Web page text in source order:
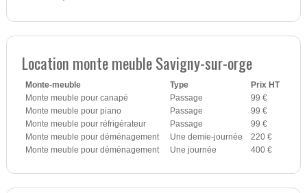
Location monte meuble Savigny-sur-orge
Monte-meuble Type
Prix HT
Monte meuble pour canapé
Passage
99 €
Monte meuble pour piano
Passage
99 €
Monte meuble pour réfrigérateur
Passage
99 €
Monte meuble pour déménagement
Une demie-journée
220 €
Monte meuble pour déménagement
Une journée 400 €